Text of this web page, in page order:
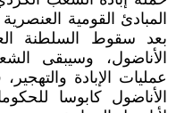
المبادئ القومية
بعد سقوط السلطنة
الأناضول، وسيبقى
عمليات الإبادة
الأناضول كابوسا